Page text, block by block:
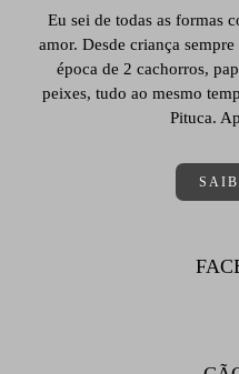
Eu sei de todas as formas
amor. Desde criança
época de 2 cachorros,
peixes, tudo ao mesmo
Pituca.